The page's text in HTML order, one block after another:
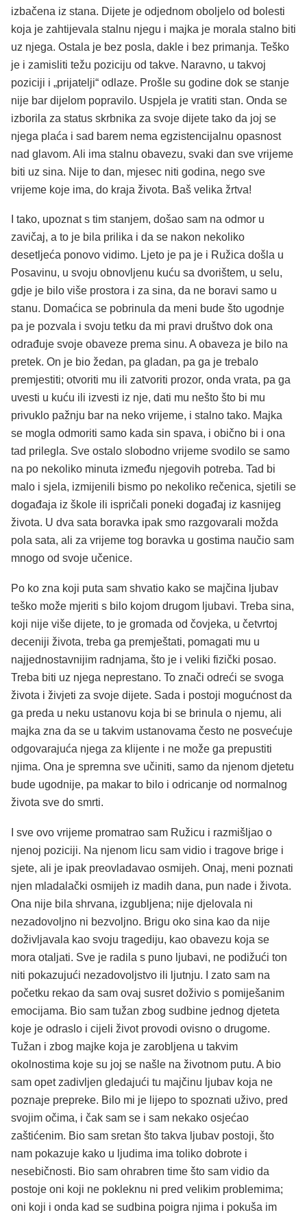
izbačena iz stana. Dijete je odjednom oboljelo od bolesti
koja je zahtijevala stalnu njegu i majka je morala stalno biti
uz njega. Ostala je bez posla, dakle i bez primanja. Teško
je i zamisliti težu poziciju od takve. Naravno, u takvoj
poziciji i „prijatelji“ odlaze. Prošle su godine dok se stanje
nije bar dijelom popravilo. Uspjela je vratiti stan. Onda se
izborila za status skrbnika za svoje dijete tako da joj se
njega plaća i sad barem nema egzistencijalnu opasnost
nad glavom. Ali ima stalnu obavezu, svaki dan sve vrijeme
biti uz sina. Nije to dan, mjesec niti godina, nego sve
vrijeme koje ima, do kraja života. Baš velika žrtva!
I tako, upoznat s tim stanjem, došao sam na odmor u
zavičaj, a to je bila prilika i da se nakon nekoliko
desetljeća ponovo vidimo. Ljeto je pa je i Ružica došla u
Posavinu, u svoju obnovljenu kuću sa dvorištem, u selu,
gdje je bilo više prostora i za sina, da ne boravi samo u
stanu. Domaćica se pobrinula da meni bude što ugodnje
pa je pozvala i svoju tetku da mi pravi društvo dok ona
odrađuje svoje obaveze prema sinu. A obaveza je bilo na
pretek. On je bio žedan, pa gladan, pa ga je trebalo
premjestiti; otvoriti mu ili zatvoriti prozor, onda vrata, pa ga
uvesti u kuću ili izvesti iz nje, dati mu nešto što bi mu
privuklo pažnju bar na neko vrijeme, i stalno tako. Majka
se mogla odmoriti samo kada sin spava, i obično bi i ona
tad prilegla. Sve ostalo slobodno vrijeme svodilo se samo
na po nekoliko minuta između njegovih potreba. Tad bi
malo i sjela, izmijenili bismo po nekoliko rečenica, sjetili se
događaja iz škole ili ispričali poneki događaj iz kasnijeg
života. U dva sata boravka ipak smo razgovarali možda
pola sata, ali za vrijeme tog boravka u gostima naučio sam
mnogo od svoje učenice.
Po ko zna koji puta sam shvatio kako se majčina ljubav
teško može mjeriti s bilo kojom drugom ljubavi. Treba sina,
koji nije više dijete, to je gromada od čovjeka, u četvrtoj
deceniji života, treba ga premještati, pomagati mu u
najjednostavnijim radnjama, što je i veliki fizički posao.
Treba biti uz njega neprestano. To znači odreći se svoga
života i živjeti za svoje dijete. Sada i postoji mogućnost da
ga preda u neku ustanovu koja bi se brinula o njemu, ali
majka zna da se u takvim ustanovama često ne posvećuje
odgovarajuća njega za klijente i ne može ga prepustiti
njima. Ona je spremna sve učiniti, samo da njenom djetetu
bude ugodnije, pa makar to bilo i odricanje od normalnog
života sve do smrti.
I sve ovo vrijeme promatrao sam Ružicu i razmišljao o
njenoj poziciji. Na njenom licu sam vidio i tragove brige i
sjete, ali je ipak preovladavao osmijeh. Onaj, meni poznati
njen mladalački osmijeh iz madih dana, pun nade i života.
Ona nije bila shrvana, izgubljena; nije djelovala ni
nezadovoljno ni bezvoljno. Brigu oko sina kao da nije
doživljavala kao svoju tragediju, kao obavezu koja se
mora otaljati. Sve je radila s puno ljubavi, ne podižući ton
niti pokazujući nezadovoljstvo ili ljutnju. I zato sam na
početku rekao da sam ovaj susret doživio s pomiješanim
emocijama. Bio sam tužan zbog sudbine jednog djeteta
koje je odraslo i cijeli život provodi ovisno o drugome.
Tužan i zbog majke koja je zarobljena u takvim
okolnostima koje su joj se našle na životnom putu. A bio
sam opet zadivljen gledajući tu majčinu ljubav koja ne
poznaje prepreke. Bilo mi je lijepo to spoznati uživo, pred
svojim očima, i čak sam se i sam nekako osjećao
zaštićenim. Bio sam sretan što takva ljubav postoji, što
nam pokazuje kako u ljudima ima toliko dobrote i
nesebičnosti. Bio sam ohrabren time što sam vidio da
postoje oni koji ne pokleknu ni pred velikim problemima;
oni koji i onda kad se sudbina poigra njima i pokuša im